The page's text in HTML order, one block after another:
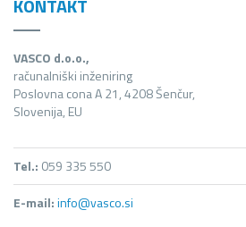
KONTAKT
VASCO d.o.o.,
računalniški inženiring
Poslovna cona A 21, 4208 Šenčur,
Slovenija, EU
Tel.: 059 335 550
E-mail:info@vasco.si